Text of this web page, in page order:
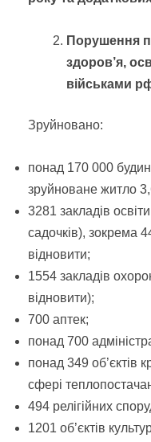
Порушення
здоров’я,
військами
Зруйновано:
понад 170 000
зруйноване житло
3281 закладів
садочків), зокрема
відновити;
1554 закладів
відновити);
700 аптек;
понад 700
понад 349 об’єктів
сфері
494 релігійних
1201 об’єктів